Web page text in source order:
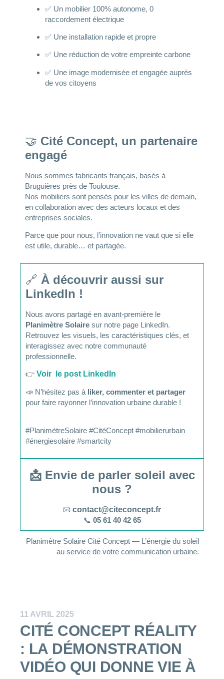
✅ Un mobilier 100% autonome, 0
raccordement électrique
✅ Une installation rapide et propre
✅ Une réduction de votre empreinte carbone
✅ Une image modernisée et engagée auprès
de vos citoyens
🤝 Cité Concept, un partenaire
engagé
Nous sommes fabricants français, basés à
Bruguières près de Toulouse.
Nos mobiliers sont pensés pour les villes de demain,
en collaboration avec des acteurs locaux et des
entreprises sociales.
Parce que pour nous, l’innovation ne vaut que si elle
est utile, durable… et partagée.
🔗 À découvrir aussi sur
LinkedIn !
Nous avons partagé en avant-première le
Planimètre Solaire sur notre page LinkedIn.
Retrouvez les visuels, les caractéristiques clés, et
interagissez avec notre communauté
professionnelle.
👉 Voir le post LinkedIn
📣 N’hésitez pas à liker, commenter et partager
pour faire rayonner l’innovation urbaine durable !
#PlanimètreSolaire #CitéConcept #mobilierurbain
#énergiesolaire #smartcity
📩 Envie de parler soleil avec
nous ?
📧 contact@citeconcept.fr
📞 05 61 40 42 65
Planimètre Solaire Cité Concept — L’énergie du soleil
au service de votre communication urbaine.
CITÉ CONCEPT RÉALITY
: LA DÉMONSTRATION
VIDÉO QUI DONNE VIE À
11 AVRIL 2025